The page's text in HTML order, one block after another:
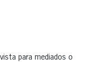
para mediados o